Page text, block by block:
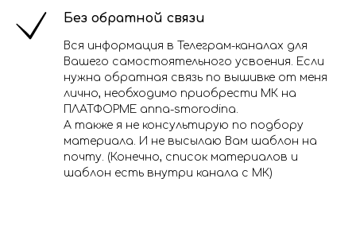
Без обратной связи
Вся информация в Телеграм-каналах для
Вашего самостоятельного усвоения. Если
нужна обратная связь по вышивке от меня
лично, необходимо приобрести МК на
ПЛАТФОРМЕ anna-smorodina.
А также я не консультирую по подбору
материала. И не высылаю Вам шаблон на
почту. (Конечно, список материалов и
шаблон есть внутри канала с МК)